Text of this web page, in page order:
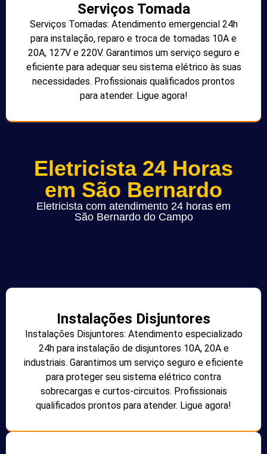
Serviços Tomada
Serviços Tomadas: Atendimento emergencial 24h
para instalação, reparo e troca de tomadas 10A e
20A, 127V e 220V. Garantimos um serviço seguro e
eficiente para adequar seu sistema elétrico às suas
necessidades. Profissionais qualificados prontos
para atender. Ligue agora!
Eletricista 24 Horas
em São Bernardo
Eletricista com atendimento 24 horas em
São Bernardo do Campo
Instalações Disjuntores
Instalações Disjuntores: Atendimento especializado
24h para instalação de disjuntores 10A, 20A e
industriais. Garantimos um serviço seguro e eficiente
para proteger seu sistema elétrico contra
sobrecargas e curtos-circuitos. Profissionais
qualificados prontos para atender. Ligue agora!